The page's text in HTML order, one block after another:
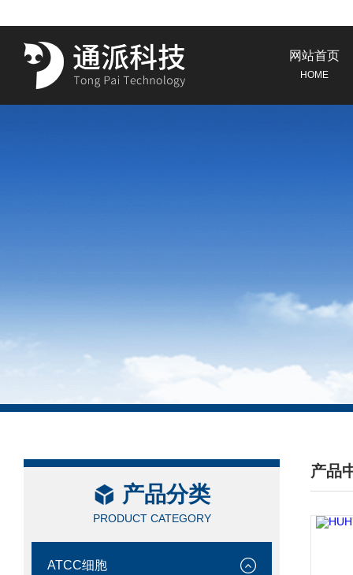
网站首页
HOME
产品分类
PRODUCT CATEGORY
ATCC细胞
产品
/